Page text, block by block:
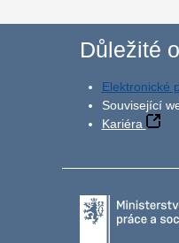
Důležité
Elektronické
Související
Kariéra